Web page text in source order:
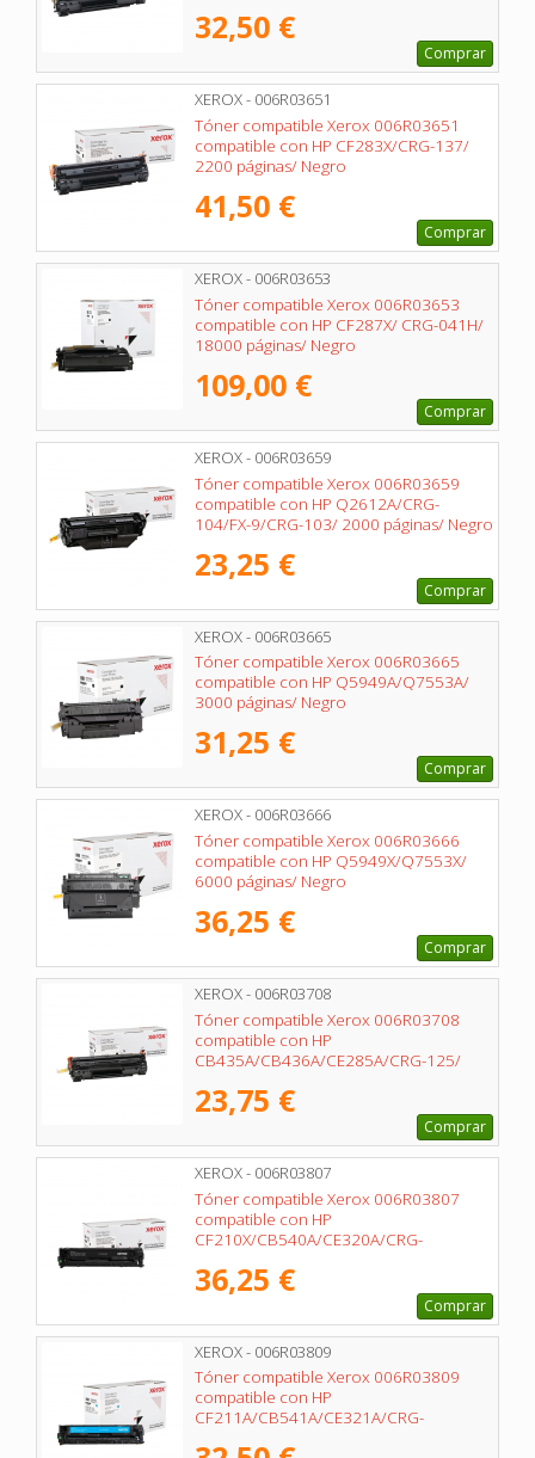
32,50 €
Comprar
XEROX - 006R03651
Tóner compatible Xerox 006R03651
compatible con HP CF283X/CRG-137/
2200 páginas/ Negro
41,50 €
Comprar
XEROX - 006R03653
Tóner compatible Xerox 006R03653
compatible con HP CF287X/ CRG-041H/
18000 páginas/ Negro
109,00 €
Comprar
XEROX - 006R03659
Tóner compatible Xerox 006R03659
compatible con HP Q2612A/CRG-
104/FX-9/CRG-103/ 2000 páginas/ Negro
23,25 €
Comprar
XEROX - 006R03665
Tóner compatible Xerox 006R03665
compatible con HP Q5949A/Q7553A/
3000 páginas/ Negro
31,25 €
Comprar
XEROX - 006R03666
Tóner compatible Xerox 006R03666
compatible con HP Q5949X/Q7553X/
6000 páginas/ Negro
36,25 €
Comprar
XEROX - 006R03708
Tóner compatible Xerox 006R03708
compatible con HP
CB435A/CB436A/CE285A/CRG-125/
23,75 €
Comprar
XEROX - 006R03807
Tóner compatible Xerox 006R03807
compatible con HP
CF210X/CB540A/CE320A/CRG-
Negro
36,25 €
Comprar
XEROX - 006R03809
Tóner compatible Xerox 006R03809
compatible con HP
CF211A/CB541A/CE321A/CRG-